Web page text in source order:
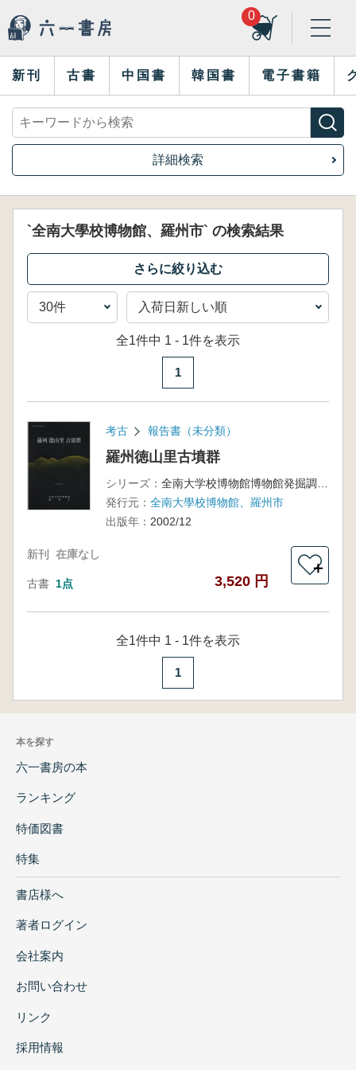
0
新刊 古書 中国書 韓国書 電子書籍
詳細検索
`全南大學校博物館、羅州市` の検索結果
全1件中 1 - 1件を表示
1
考古 報告書（未分類）
羅州徳山里古墳群
シリーズ：
発行元： 全南大學校博物館、羅州市
出版年： 2002/12
新刊 在庫なし
古書 1点 3,520 円
＋
全1件中 1 - 1件を表示
1
本を探す
六一書房の本
ランキング
特価図書
特集
書店様へ
著者ログイン
会社案内
お問い合わせ
リンク
採用情報